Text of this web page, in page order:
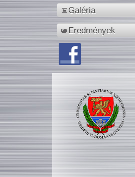
Galéria
Eredmények